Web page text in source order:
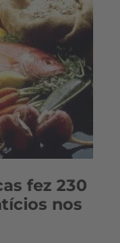
fez 230
nos